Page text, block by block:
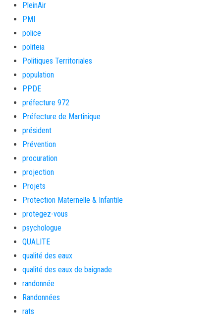
PleinAir
PMI
police
politeia
Politiques Territoriales
population
PPDE
préfecture 972
Préfecture de Martinique
président
Prévention
procuration
projection
Projets
Protection Maternelle & Infantile
protegez-vous
psychologue
QUALITE
qualité des eaux
qualité des eaux de baignade
randonnée
Randonnées
rats